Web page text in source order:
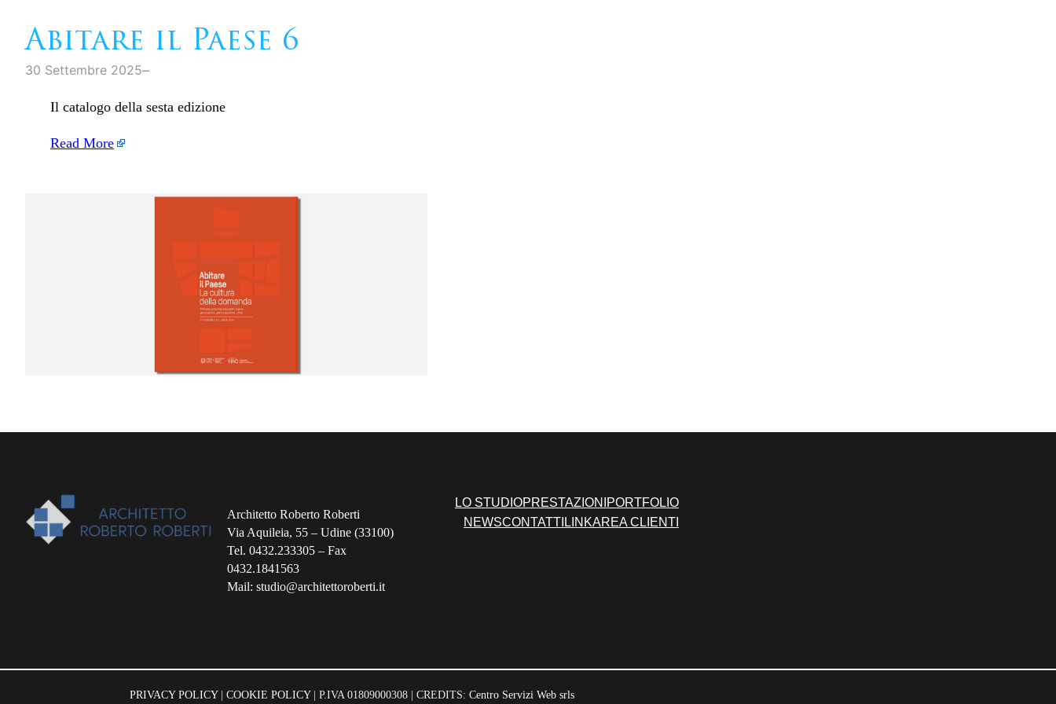
Abitare il Paese 6
30 Settembre 2025–
Il catalogo della sesta edizione
Read More
Architetto Roberto Roberti
Via Aquileia, 55 – Udine (33100)
Tel. 0432.233305 – Fax
0432.1841563
Mail: studio@architettoroberti.it
LO STUDIOPRESTAZIONI PORTFOLIO
NEWSCONTATTI LINKAREA CLIENTI
PRIVACY POLICY| COOKIE POLICY| P.IVA 01809000308 | CREDITS: Centro Servizi Web srls